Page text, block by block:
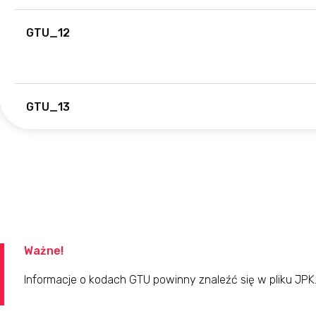
GTU_12
GTU_13
Ważne!
Informacje o kodach GTU powinny znaleźć się w pliku